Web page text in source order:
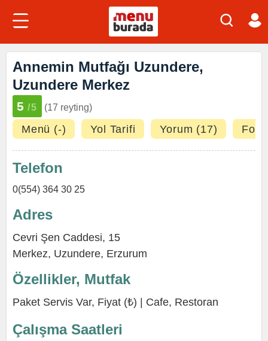
Annemin Mutfağı Uzundere,
Uzundere Merkez
5 /5 (17 reyting)
Menü (-) Yol Tarifi Yorum (17)
Telefon
0(554) 364 30 25
Adres
Cevri Şen Caddesi, 15
Merkez, Uzundere, Erzurum
Özellikler, Mutfak
Paket Servis Var, Fiyat (₺) | Cafe, Restoran
Çalışma Saatleri